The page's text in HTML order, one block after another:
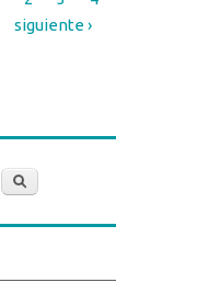
siguiente ›
Buscar